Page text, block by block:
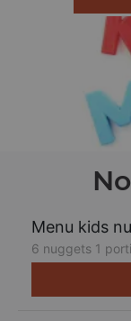
Menu kids
6 nuggets 1